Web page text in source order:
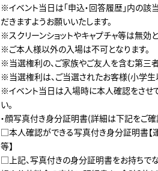
※イベント当日は「申込・回答履歴」内の
だきますようお願いいたします。
※スクリーンショットやキャプチャ等は無効と
※ご本人様以外の入場は不可となります。
※当選権利の、ご家族やご友人を含む第三
※当選権利は、ご当選されたお客様(小学生
※イベント当日は入場時に本人確認をさせ
い。
・顔写真付き身分証明書(詳細は下記をご確
□本人確認ができる写真付き身分証明書【運
等】
□上記、写真付きの身分証明書をお持ちで